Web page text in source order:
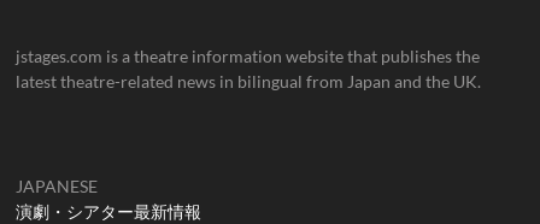
jstages.com is a theatre information website that publishes the
latest theatre-related news in bilingual from Japan and the UK.
JAPANESE
演劇・シアター最新情報